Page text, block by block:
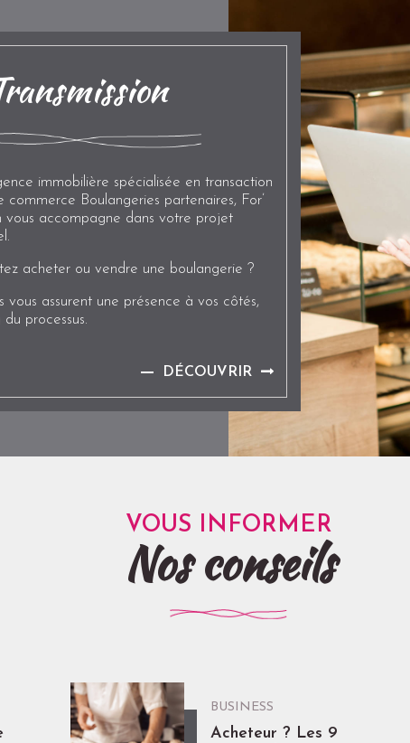
immobilière spécialisée en transaction
commerce Boulangeries partenaires, For’
vous accompagne dans votre projet
acheter ou vendre une boulangerie ?
vous assurent une présence à vos côtés,
processus.
DÉCOUVRIR
VOUS INFORMER
Nos conseils
BUSINESS
Acheteur ? Les 9